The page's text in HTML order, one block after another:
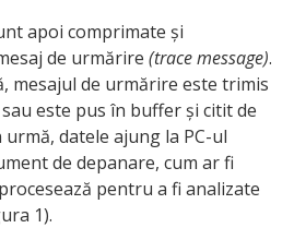
apoi comprimate și
de urmărire (trace message).
mesajul de urmărire este trimis
este pus în buffer și citit de
datele ajung la PC-ul
de depanare, cum ar fi
pentru a fi analizate
1).